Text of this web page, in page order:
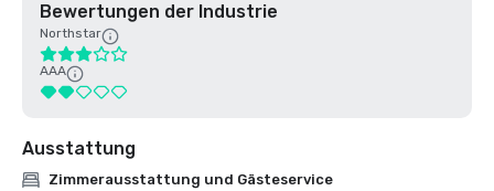
Bewertungen der Industrie
Northstar
AAA
Ausstattung
Zimmerausstattung und Gästeservice